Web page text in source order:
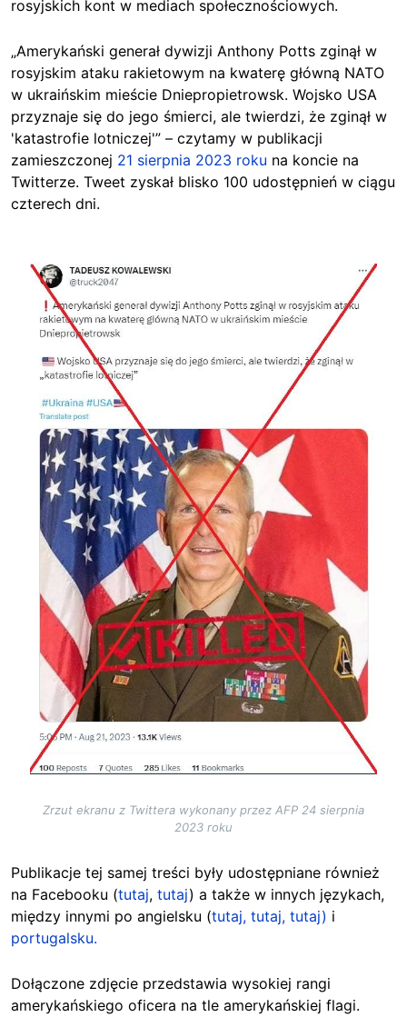
rosyjskich kont w mediach społecznościowych.
„Amerykański generał dywizji Anthony Potts zginął w
rosyjskim ataku rakietowym na kwaterę główną NATO
w ukraińskim mieście Dniepropietrowsk. Wojsko USA
przyznaje się do jego śmierci, ale twierdzi, że zginął w
'katastrofie lotniczej'” – czytamy w publikacji
zamieszczonej 21 sierpnia 2023 roku na koncie na
Twitterze. Tweet zyskał blisko 100 udostępnień w ciągu
czterech dni.
Image
Zrzut ekranu z Twittera wykonany przez AFP 24 sierpnia
2023 roku
Publikacje tej samej treści były udostępniane również
na Facebooku (tutaj, tutaj) a także w innych językach,
między innymi po angielsku (tutaj, tutaj, tutaj) i
portugalsku.
Dołączone zdjęcie przedstawia wysokiej rangi
amerykańskiego oficera na tle amerykańskiej flagi.